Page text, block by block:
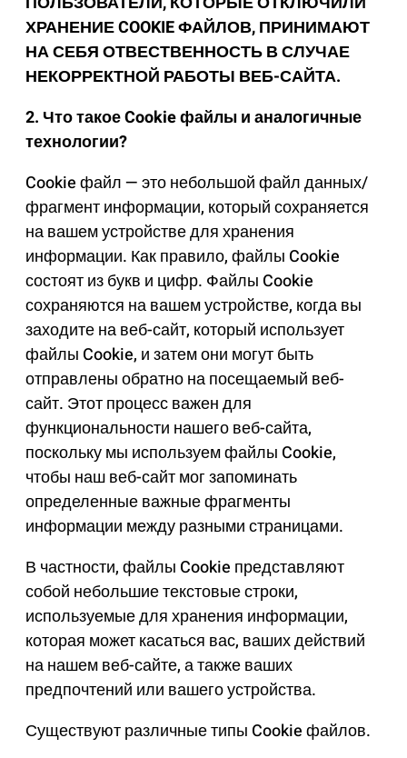
ХРАНЕНИЕ COOKIE ФАЙЛОВ, ПРИНИМАЮТ
НА СЕБЯ ОТВЕСТВЕННОСТЬ В СЛУЧАЕ
НЕКОРРЕКТНОЙ РАБОТЫ ВЕБ-САЙТА.
2. Что такое Cookie файлы и аналогичные
технологии?
Cookie файл — это небольшой файл данных/
фрагмент информации, который сохраняется
на вашем устройстве для хранения
информации. Как правило, файлы Cookie
состоят из букв и цифр. Файлы Cookie
сохраняются на вашем устройстве, когда вы
заходите на веб-сайт, который использует
файлы Cookie, и затем они могут быть
отправлены обратно на посещаемый веб-
сайт. Этот процесс важен для
функциональности нашего веб-сайта,
поскольку мы используем файлы Cookie,
чтобы наш веб-сайт мог запоминать
определенные важные фрагменты
информации между разными страницами.
В частности, файлы Cookie представляют
собой небольшие текстовые строки,
используемые для хранения информации,
которая может касаться вас, ваших действий
на нашем веб-сайте, а также ваших
предпочтений или вашего устройства.
Существуют различные типы Cookie файлов.